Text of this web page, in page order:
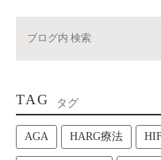
TAG タグ
AGA HARG療法